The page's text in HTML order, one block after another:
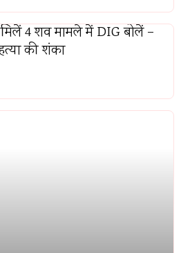
4 शव मामले में DIG बोलें –
की शंका